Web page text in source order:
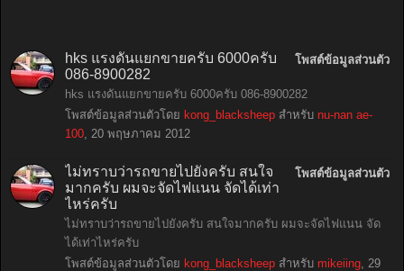
โพสต์ข้อมูลส่วนตัว
hks แรงดันแยกขายครับ 6000ครับ
086-8900282
hks แรงดันแยกขายครับ 6000ครับ 086-8900282
โพสต์ข้อมูลส่วนตัวโดย kong_blacksheep สำหรับ nu-nan ae-
100, 20 พฤษภาคม 2012
โพสต์ข้อมูลส่วนตัว
ไม่ทราบว่ารถขายไปยังครับ สนใจ
มากครับ ผมจะจัดไฟแนน จัดได้เท่า
ไหร่ครับ
ไม่ทราบว่ารถขายไปยังครับ สนใจมากครับ ผมจะจัดไฟแนน จัด
ได้เท่าไหร่ครับ
โพสต์ข้อมูลส่วนตัวโดย kong_blacksheep สำหรับ mikeiing, 29